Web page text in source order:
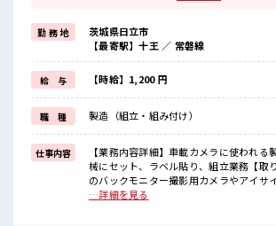
明るすぎたり奇抜でなければ基本的に自由！
(規定有)≪ラクラク制服アリ≫
制服があるので、
毎日の服装の悩み解消♪
≪未経験の方も大カンゲイ≫
新しいことにチャレンジするのは不安だけど、
しっかり働く環境が整っています！
イチからスキルUP・ステップUP目指していきまし
≪様々なお仕事をご提案≫
一人で悩まず気軽に相談できる、
派遣のお仕事です！
■職場の雰囲気
勤 務 地
茨城県日立市
【最寄駅】十王 ／ 常磐線
給 与 【時給】1,200 円
職 種 製造（組立・組み付け）
仕事内容
【業務内容詳細】車載カメラに使われる
械にセット、ラベル貼り、組立業務【取
のバックモニター撮影用カメラやアイサ
小型カメラ【重さ大きさ】手のひらサイズ ■お仕事PR ≪適度
…詳細を見る